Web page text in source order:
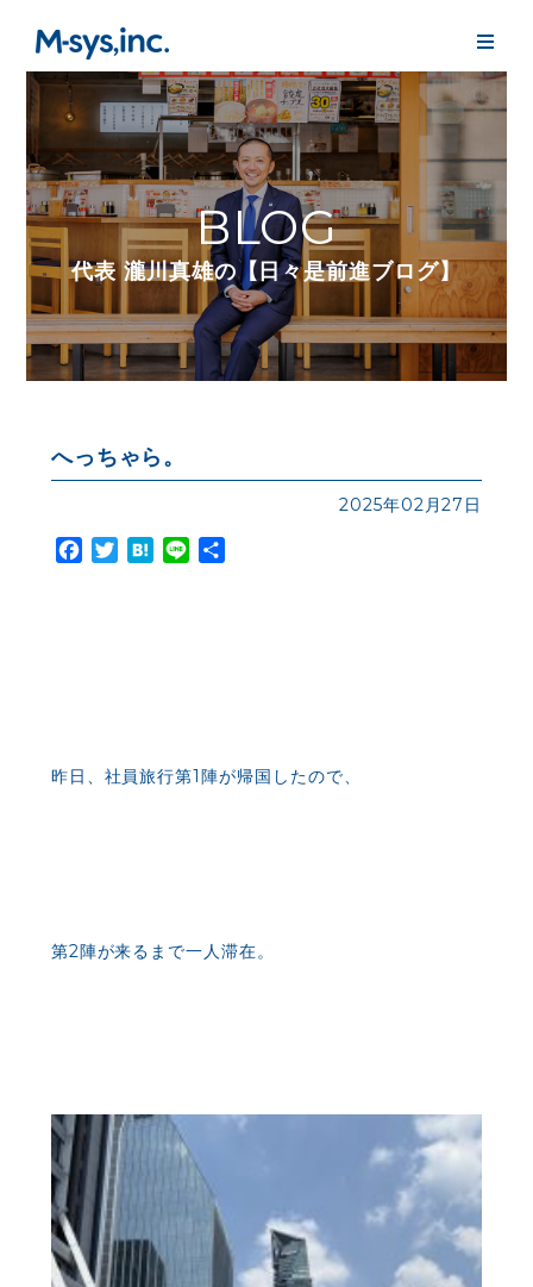
BLOG
代表 瀧川真雄の【日々是前進ブログ】
へっちゃら。
2025年02月27日
Facebook
TwitterHatena
Line
昨日、社員旅行第1陣が帰国したので、
第2陣が来るまで一人滞在。